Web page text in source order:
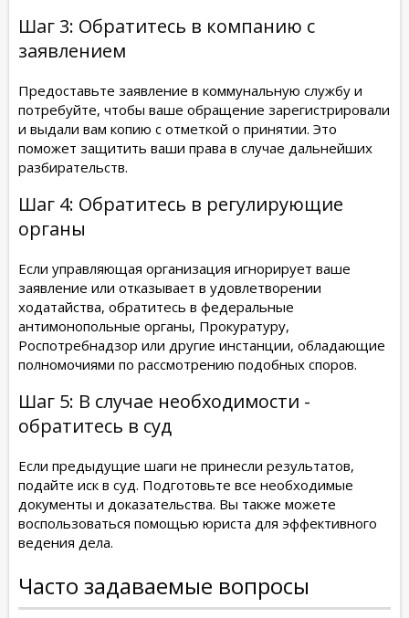
Шаг 3: Обратитесь в компанию с
заявлением
Предоставьте заявление в коммунальную службу и
потребуйте, чтобы ваше обращение зарегистрировали
и выдали вам копию с отметкой о принятии. Это
поможет защитить ваши права в случае дальнейших
разбирательств.
Шаг 4: Обратитесь в регулирующие
органы
Если управляющая организация игнорирует ваше
заявление или отказывает в удовлетворении
ходатайства, обратитесь в федеральные
антимонопольные органы, Прокуратуру,
Роспотребнадзор или другие инстанции, обладающие
полномочиями по рассмотрению подобных споров.
Шаг 5: В случае необходимости -
обратитесь в суд
Если предыдущие шаги не принесли результатов,
подайте иск в суд. Подготовьте все необходимые
документы и доказательства. Вы также можете
воспользоваться помощью юриста для эффективного
ведения дела.
Часто задаваемые вопросы